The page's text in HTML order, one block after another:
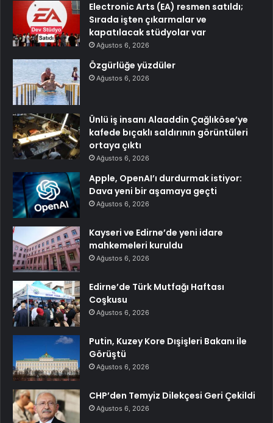
Electronic Arts (EA) resmen satıldı;
Sırada işten çıkarmalar ve
kapatılacak stüdyolar var
Ağustos 6, 2026
Özgürlüğe yüzdüler
Ağustos 6, 2026
Ünlü iş insanı Alaaddin Çağlıköse’ye
kafede bıçaklı saldırının görüntüleri
ortaya çıktı
Ağustos 6, 2026
Apple, OpenAI’ı durdurmak istiyor:
Dava yeni bir aşamaya geçti
Ağustos 6, 2026
Kayseri ve Edirne’de yeni idare
mahkemeleri kuruldu
Ağustos 6, 2026
Edirne’de Türk Mutfağı Haftası
Coşkusu
Ağustos 6, 2026
Putin, Kuzey Kore Dışişleri Bakanı ile
Görüştü
Ağustos 6, 2026
CHP’den Temyiz Dilekçesi Geri Çekildi
Ağustos 6, 2026